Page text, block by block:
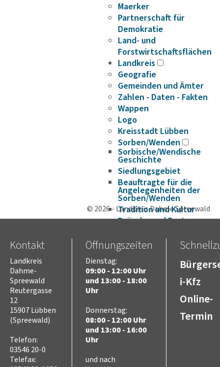
Maerker
Partnerschaft für
Demokratie
Land- und
Forstwirtschaftsflächen
Landkreis
Geografie
Gemeinden und Ämter
Zahlen - Daten - Fakten
Wappen
Logo
Kreisstadt Lübben
Sorben/Wenden
Sorbische/Wendische
Geschichte
Siedlungsgebiet
Beauftragte für die
Angelegenheiten der
Sorben/Wenden
Tradition und Kultur
Bräuche und Feste
Niedersorbisch lernen
Fördermöglichkeiten
DIE SORBEN SPINNEN
Historie
Verwaltungsgeschichte
Europaarbeit im Landkreis
Dahme-Spreewald
Projekte im Bereich
© 2026 - Landkreis Dahme Spreewald
Kontakt
Landkreis
Dahme-
Spreewald
Reutergasse
12
15907 Lübben
(Spreewald)
Telefon:
03546 20-0
Telefax:
Öffnungszeiten
Dienstag:
09:00 - 12:00 Uhr
und 13:00 - 18:00
Uhr
Donnerstag:
08:00 - 12:00 Uhr
und 13:00 - 16:00
Uhr
und nach
i-Kfz
Online-
Termin